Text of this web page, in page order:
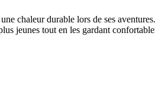
chaleur durable lors de ses
jeunes tout en les gardant